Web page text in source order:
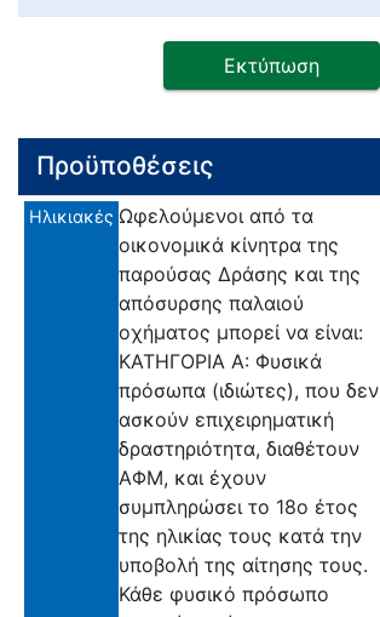
Εκτύπωση
Προϋποθέσεις
Ηλικιακές Ωφελούμενοι από τα
οικονομικά κίνητρα της
παρούσας Δράσης και της
απόσυρσης παλαιού
οχήματος μπορεί να είναι:
ΚΑΤΗΓΟΡΙΑ Α: Φυσικά
πρόσωπα (ιδιώτες), που δεν
ασκούν επιχειρηματική
δραστηριότητα, διαθέτουν
ΑΦΜ, και έχουν
συμπληρώσει το 18ο έτος
της ηλικίας τους κατά την
υποβολή της αίτησης τους.
Κάθε φυσικό πρόσωπο